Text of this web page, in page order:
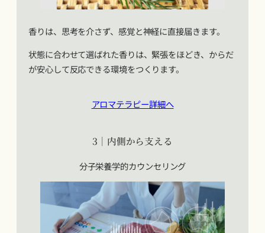
香りは、思考を介さず、感覚と神経に直接届きます。
状態に合わせて選ばれた香りは、緊張をほどき、からだ
が安心して反応できる環境をつくります。
アロマテラピー詳細へ
3｜内側から支える
分子栄養学的カウンセリング